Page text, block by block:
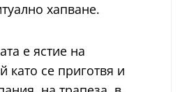
хапване.
е ястие на
като се приготвя и